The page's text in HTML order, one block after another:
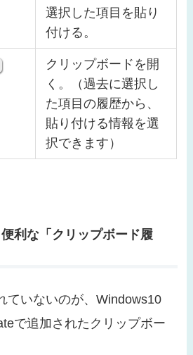
選択した項目を貼り
付ける。
クリップボードを開
く。（過去に選択し
た項目の履歴から、
貼り付ける情報を選
択できます）
利な「クリップボード履
ていないのが、Windows10
で追加されたクリップボー